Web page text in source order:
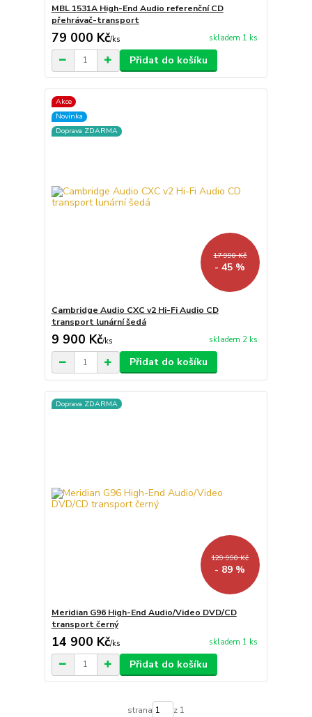
MBL 1531A High-End Audio referenční CD
přehrávač-transport
79 000 Kč/ks skladem 1 ks
Přidat do košíku
Akce
Novinka
Doprava ZDARMA
17 990 Kč
- 45 %
Cambridge Audio CXC v2 Hi-Fi Audio CD
transport lunární šedá
9 900 Kč/ks skladem 2 ks
Přidat do košíku
Doprava ZDARMA
129 990 Kč
- 89 %
Meridian G96 High-End Audio/Video DVD/CD
transport černý
14 900 Kč/ks skladem 1 ks
Přidat do košíku
strana z 1